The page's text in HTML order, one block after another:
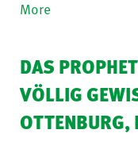
More
DAS
VÖLLIG
OTTENBURG,